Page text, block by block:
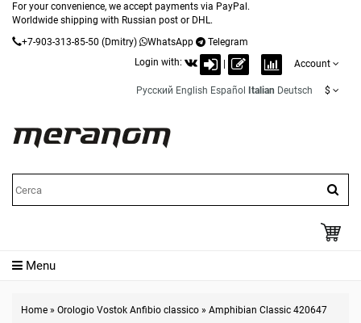
For your convenience, we accept payments via PayPal.
Worldwide shipping with Russian post or DHL.
+7-903-313-85-50 (Dmitry) WhatsApp
Telegram
Login with:
Account
Русский English Español Italian Deutsch $
Menu
Home » Orologio Vostok Anfibio classico » Amphibian Classic 420647